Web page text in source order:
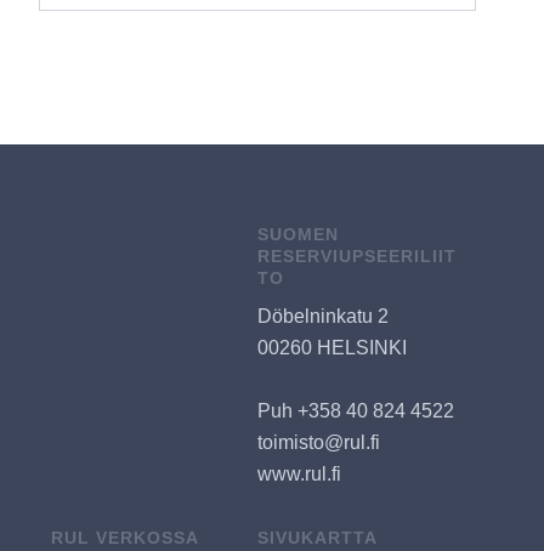
SUOMEN
RESERVIUPSEERILIIT
TO
Döbelninkatu 2
00260 HELSINKI
Puh +358 40 824 4522
toimisto@rul.fi
www.rul.fi
RUL VERKOSSA SIVUKARTTA